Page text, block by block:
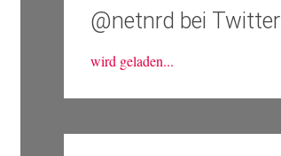
@netnrd bei Twitter
wird geladen...